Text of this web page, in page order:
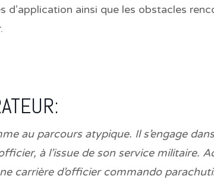
d’application ainsi que les obstacles
au parcours atypique. Il s’engage dans
à l’issue de son service militaire.
carrière d’officier commando